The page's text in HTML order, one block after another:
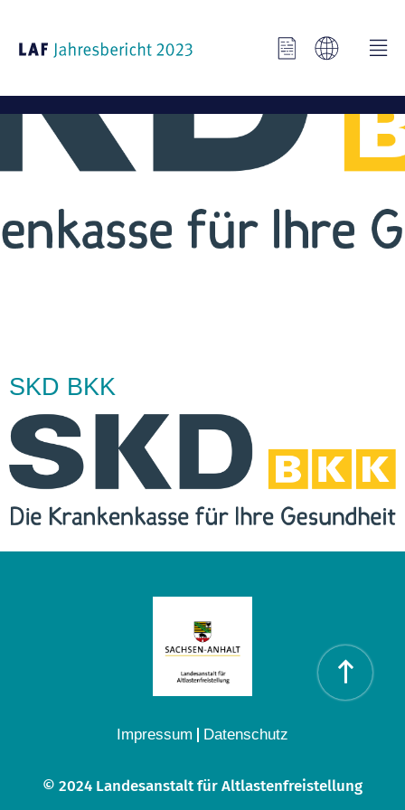
SKD BKK
Impressum Datenschutz
© 2024 Landesanstalt für Altlastenfreistellung